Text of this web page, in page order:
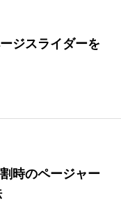
ジスライダーを
時のページャー